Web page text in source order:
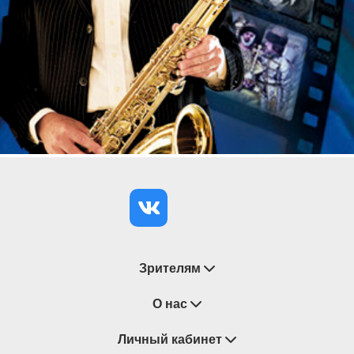
плохой погоды концерт будет перенесен в одно из
пространств ZARENKOV GALLERY.
Дорогие зрители! В связи с нестабильной
работой мобильного интернета просим вас
перед посещением концерта
заблаговременно сохранять билеты в
смартфоне файлом/скриншотом или заранее
их распечатывать. Благодарим за
Продолжительность концерта – 1 час 10 минут без
категорий зрителей старше 6 лет.
Зрителям
Восстановление билетов
Замена / Отмена / Перенос мероприятий
О нас
О компании
Личный кабинет